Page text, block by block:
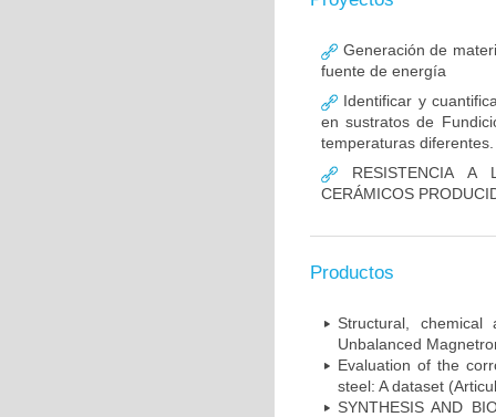
Generación de
fuente de energía
Identificar y
en sustratos de
temperaturas diferentes.
RESISTENCIA A
CERÁMICOS
Productos
Structural,
Unbalanced
Evaluation of the
steel: A dataset
SYNTHESIS AND